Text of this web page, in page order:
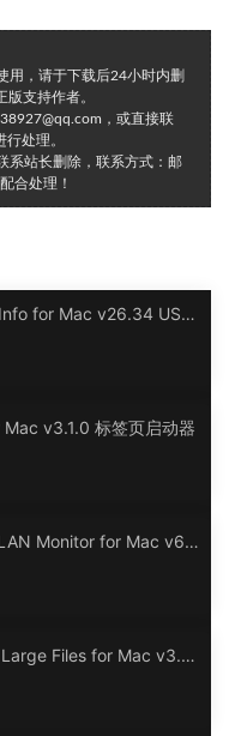
用，请于下载后24小时内删
支持作者。
，或直接联
处理。
系站长删除，联系方式：邮
合处理！
for Mac v26.34 USB
v3.1.0 标签页启动器
Monitor for Mac v6.
Files for Mac v3.1